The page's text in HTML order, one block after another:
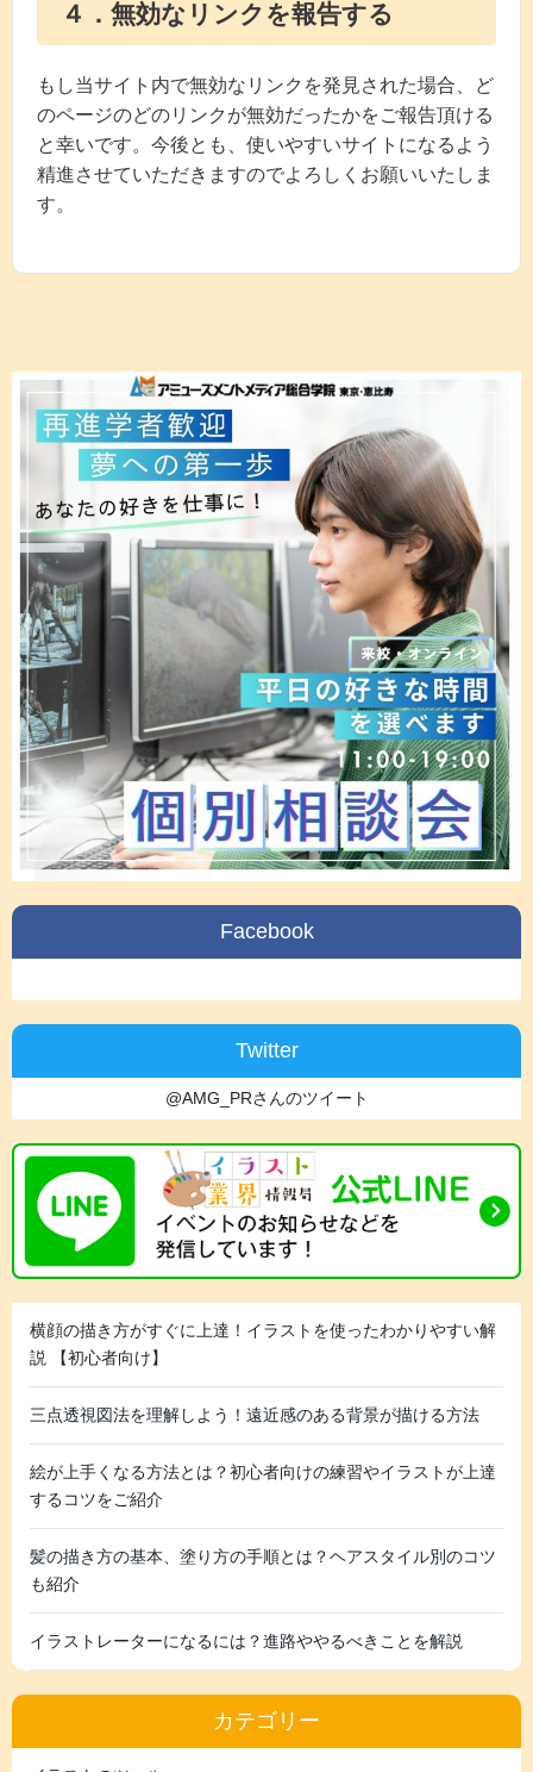
４．無効なリンクを報告する
もし当サイト内で無効なリンクを発見された場合、ど
のページのどのリンクが無効だったかをご報告頂ける
と幸いです。今後とも、使いやすいサイトになるよう
精進させていただきますのでよろしくお願いいたしま
す。
Facebook
Twitter
@AMG_PRさんのツイート
横顔の描き方がすぐに上達！イラストを使ったわかりやすい解
説 【初心者向け】
三点透視図法を理解しよう！遠近感のある背景が描ける方法
絵が上手くなる方法とは？初心者向けの練習やイラストが上達
するコツをご紹介
髪の描き方の基本、塗り方の手順とは？ヘアスタイル別のコツ
も紹介
イラストレーターになるには？進路ややるべきことを解説
カテゴリー